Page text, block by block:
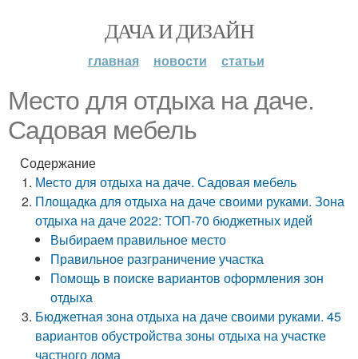
ДАЧА И ДИЗАЙН
главная новости статьи
Место для отдыха на даче.
Садовая мебель
Содержание
Место для отдыха на даче. Садовая мебель
Площадка для отдыха на даче своими руками. Зона
отдыха на даче 2022: ТОП-70 бюджетных идей
Выбираем правильное место
Правильное разграничение участка
Помощь в поиске вариантов оформления зон
отдыха
Бюджетная зона отдыха на даче своими руками. 45
вариантов обустройства зоны отдыха на участке
частного дома